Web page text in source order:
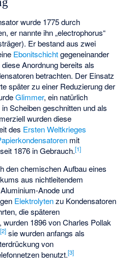
wurde 1775 durch
er nannte ihn „electrophorus“
Er bestand aus zwei
Ebonitschichtgegeneinander
Anordnung bereits als
betrachten. Der Einsatz
später zu einer Reduzierung der
Glimmer, ein natürlich
Scheiben geschnitten und als
wurden diese
des Ersten Weltkrieges
mit
1876 in Gebrauch.[1]
den chemischen Aufbau eines
aus nichtleitendem
Anode und
Elektrolytenzu Kondensatoren
die späteren
, wurden 1896 von Charles Pollak
[2] sie wurden anfangs als
von
benutzt.[3]